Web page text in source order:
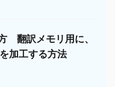
翻訳メモリ用に、
加工する方法